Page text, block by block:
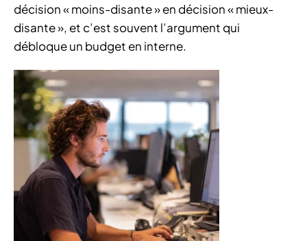
décision « moins-disante » en décision « mieux-
disante », et c’est souvent l’argument qui
débloque un budget en interne.